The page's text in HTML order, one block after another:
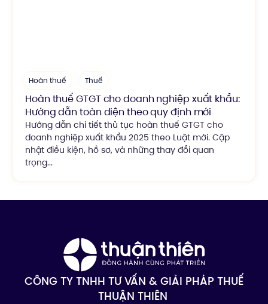
Hoàn thuế Thuế
Hoàn thuế GTGT cho doanh nghiệp xuất khẩu:
Hướng dẫn toàn diện theo quy định mới
Hướng dẫn chi tiết thủ tục hoàn thuế GTGT cho
doanh nghiệp xuất khẩu 2025 theo Luật mới. Cập
nhật điều kiện, hồ sơ, và những thay đổi quan
trọng...
CÔNG TY TNHH TƯ VẤN & GIẢI PHÁP THUẾ
THUẬN THIÊN